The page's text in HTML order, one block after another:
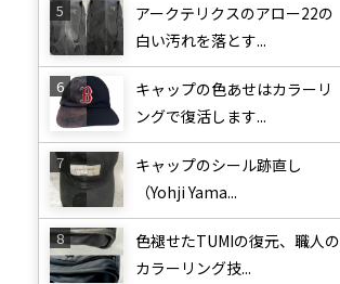
アークテリクスのアロー22の
白い汚れを落とす...
キャップの色あせはカラーリ
ングで復活します...
キャップのシール跡直し
（Yohji Yama...
色褪せたTUMIの復元、職人の
カラーリング技...